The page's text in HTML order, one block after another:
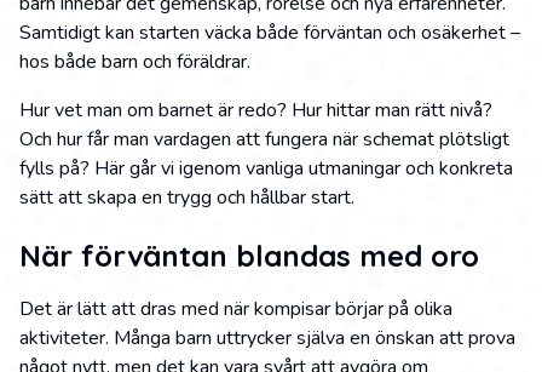
Samtidigt kan starten väcka både förväntan och osäkerhet –
hos både barn och föräldrar.
Hur vet man om barnet är redo? Hur hittar man rätt nivå?
Och hur får man vardagen att fungera när schemat plötsligt
fylls på? Här går vi igenom vanliga utmaningar och konkreta
sätt att skapa en trygg och hållbar start.
När förväntan blandas med oro
Det är lätt att dras med när kompisar börjar på olika
aktiviteter. Många barn uttrycker själva en önskan att prova